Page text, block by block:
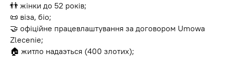
👬 жінки до 52 років;
📜 віза, біо;
🤝 офіційне працевлаштування за договором Umowa
Zlecenie;
🏠 житло надаэться (400 злотих);